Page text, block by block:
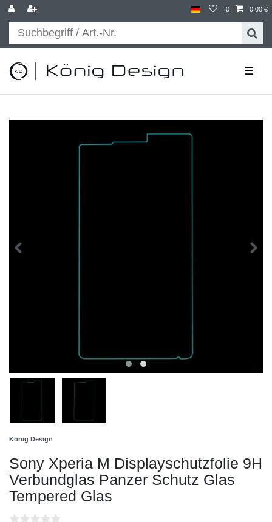
0 0,00 €
☰
König Design
Sony Xperia M Displayschutzfolie 9H
Verbundglas Panzer Schutz Glas
Tempered Glas